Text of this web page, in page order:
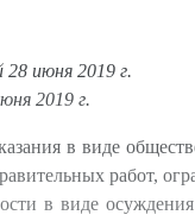
июня 2019 г.
2019 г.
в виде
работ,
в виде